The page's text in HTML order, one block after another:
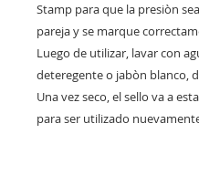
Stamp para que la presiòn
pareja y se marque
Luego de utilizar, lavar con
deteregente o jabòn blanco,
Una vez seco, el sello va a
para ser utilizado